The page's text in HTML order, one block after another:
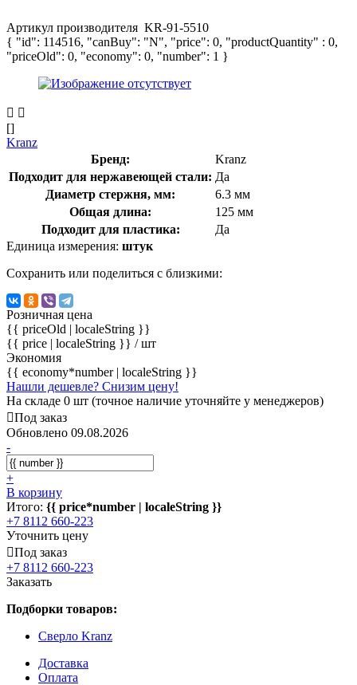
Артикул производителя KR-91-5510
{ "id": 114516, "canBuy": "N", "price": 0, "productQuantity" : 0,
"priceOld": 0, "economy": 0, "number": 1 }
[]
Kranz
Бренд:
Kranz
Подходит для нержавеющей стали: Да
Диаметр стержня, мм:
6.3 мм
Общая длина:
125 мм
Подходит для пластика:
Да
Единица измерения: штук
Сохранить или поделиться с близкими:
Розничная цена
{{ priceOld | localeString }}
{{ price | localeString }} / шт
Экономия
{{ economy*number | localeString }}
Нашли дешевле? Снизим цену!
На складе 0 шт (точное наличие уточняйте у менеджеров)
Под заказ
Обновлено 09.08.2026
-
+
В корзину
Итого: {{ price*number | localeString }}
+7 8112 660-223
Уточнить цену
Под заказ
+7 8112 660-223
Заказать
Подборки товаров:
Сверло Kranz
Доставка
Оплата